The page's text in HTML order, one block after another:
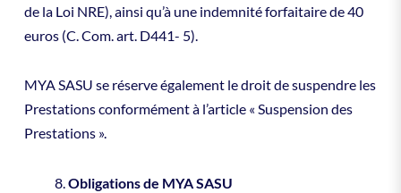
de la Loi NRE), ainsi qu’à une indemnité forfaitaire de 40
euros (C. Com. art. D441- 5).
MYA SASU se réserve également le droit de suspendre les
Prestations conformément à l’article « Suspension des
Prestations ».
Obligations de MYA SASU